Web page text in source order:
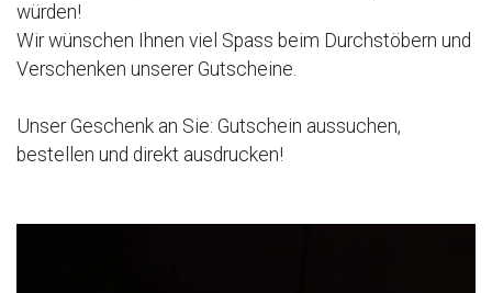
würden!
Wir wünschen Ihnen viel Spass beim Durchstöbern und
Verschenken unserer Gutscheine.
Unser Geschenk an Sie: Gutschein aussuchen,
bestellen und direkt ausdrucken!